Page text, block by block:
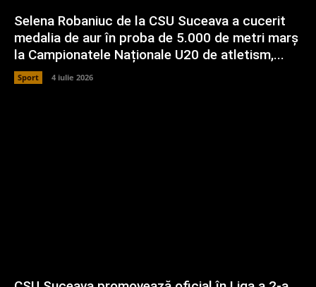
Selena Robaniuc de la CSU Suceava a cucerit
medalia de aur în proba de 5.000 de metri marș
la Campionatele Naționale U20 de atletism,...
Sport 4 iulie 2026